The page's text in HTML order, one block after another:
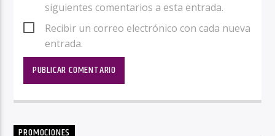
siguientes comentarios a esta entrada.
Recibir un correo electrónico con cada nueva
entrada.